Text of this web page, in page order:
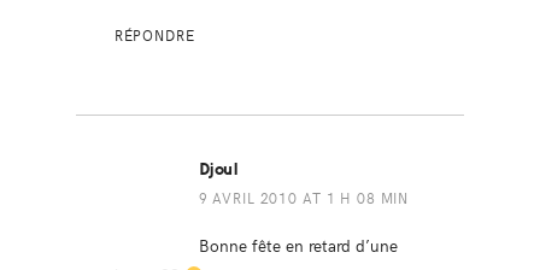
RÉPONDRE
Djoul
9 AVRIL 2010 AT 1 H 08 MIN
Bonne fête en retard d’une